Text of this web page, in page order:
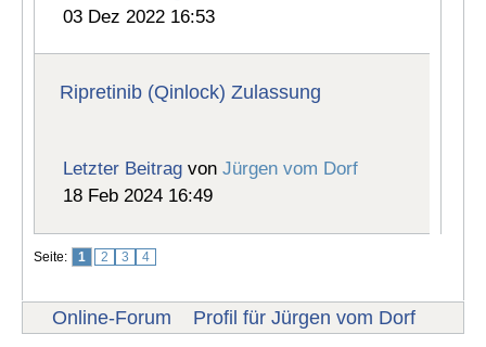
03 Dez 2022 16:53
Ripretinib (Qinlock) Zulassung
Letzter Beitrag vonJürgen vom Dorf
18 Feb 2024 16:49
Seite: 1 2 3 4
Online-Forum Profil für Jürgen vom Dorf